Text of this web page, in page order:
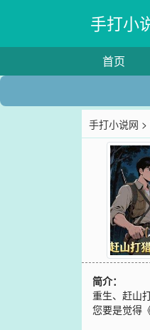
手打小
首页
手打小说网 >
简介：
重生、赶山
您要是觉得